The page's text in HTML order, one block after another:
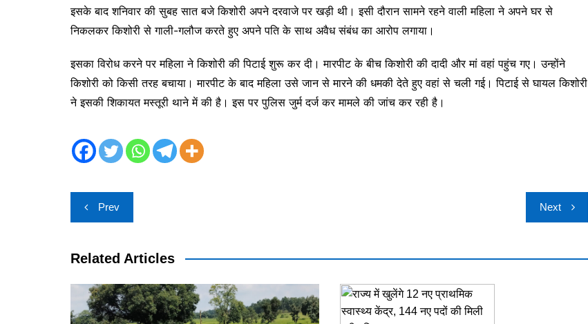
इसके बाद शनिवार की सुबह सात बजे किशोरी अपने दरवाजे पर खड़ी थी। इसी दौरान सामने रहने वाली महिला ने अपने घर से
निकलकर किशोरी से गाली-गलौज करते हुए अपने पति के साथ अवैध संबंध का आरोप लगाया।
इसका विरोध करने पर महिला ने किशोरी की पिटाई शुरू कर दी। मारपीट के बीच किशोरी की दादी और मां वहां पहुंच गए। उन्होंने
किशोरी को किसी तरह बचाया। मारपीट के बाद महिला उसे जान से मारने की धमकी देते हुए वहां से चली गई। पिटाई से घायल किशोरी
ने इसकी शिकायत मस्तूरी थाने में की है। इस पर पुलिस जुर्म दर्ज कर मामले की जांच कर रही है।
Post
navigation
Prev Next
Related Articles